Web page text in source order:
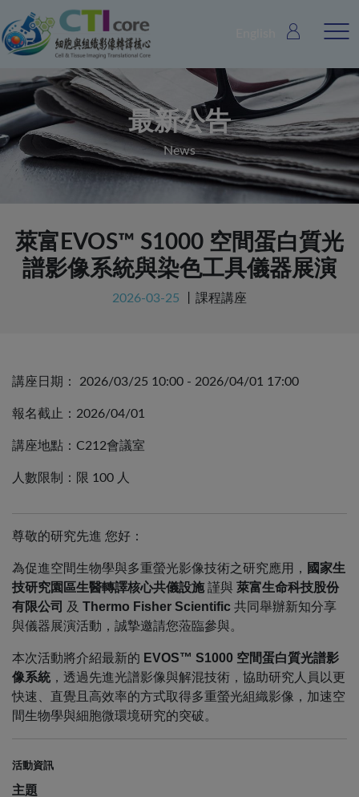
最新公告
News
萊富EVOS™ S1000 空間蛋白質光
譜影像系統與染色工具儀器展演
2026-03-25 課程講座
講座日期： 2026/03/25 10:00 - 2026/04/01 17:00
報名截止：2026/04/01
講座地點：C212會議室
人數限制：限 100 人
尊敬的研究先進 您好：
為促進空間生物學與多重螢光影像技術之研究應用， 國家生
技研究園 區生醫轉譯核心共儀設施謹與 萊富生命科技股份
有限公司 及 Thermo Fisher Scientific 共同舉辦新知分享
與儀器展演活動， 誠摯邀請您蒞臨參與。
本次活動將介紹最新的 EVOS™ S1000 空間蛋白質光譜影
像系統 ，透過先進光譜影像與解混技術， 協助研究人員以更
快速、 直覺且高效率的方式取得多重螢光組織影像， 加速空
間生物學與細胞微環境研究的突破。
活動資訊
主題